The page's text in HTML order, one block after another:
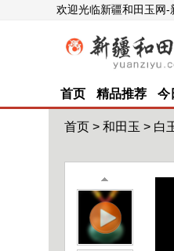
欢迎光临新疆和田玉网
首页 精品推荐 今
首页 > 和田玉 > 白